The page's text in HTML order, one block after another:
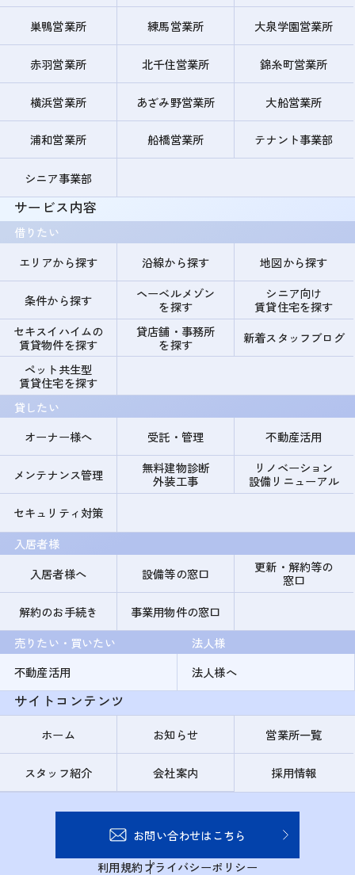
巣鴨営業所 練馬営業所 大泉学園営業所
赤羽営業所 北千住営業所 錦糸町営業所
横浜営業所 あざみ野営業所 大船営業所
浦和営業所 船橋営業所 テナント事業部
シニア事業部
サービス内容
借りたい
エリアから探す
沿線から探す 地図から探す
条件から探す
ヘーベルメゾン
を探す
シニア向け
賃貸住宅を探す
セキスイハイムの
賃貸物件を探す
貸店舗・事務所
を探す
新着スタッフブログ
ペット共生型
賃貸住宅を探す
貸したい
オーナー様へ
受託・管理 不動産活用
メンテナンス管理
無料建物診断
外装工事
リノベーション
設備リニューアル
セキュリティ対策
入居者様
入居者様へ
設備等の窓口
更新・解約等の
窓口
解約のお手続き
事業用物件の窓口
売りたい・買いたい
不動産活用
法人様
法人様へ
サイトコンテンツ
ホーム お知らせ 営業所一覧
スタッフ紹介 会社案内 採用情報
お問い合わせはこちら
利用規約プライバシーポリシー